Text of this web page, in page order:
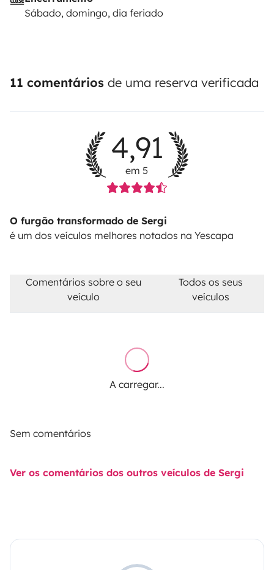
Sábado, domingo, dia feriado
11 comentários de uma reserva verificada
4,91
em 5
O furgão transformado de Sergi
é um dos veículos melhores notados na Yescapa
Comentários sobre o seu
veículo
Todos os seus
veículos
A carregar...
Sem comentários
Ver os comentários dos outros veículos de Sergi